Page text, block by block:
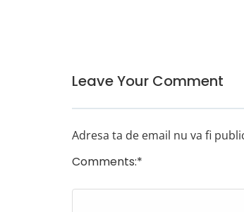
Leave Your Comment
Adresa ta de email nu va fi
Comments:*